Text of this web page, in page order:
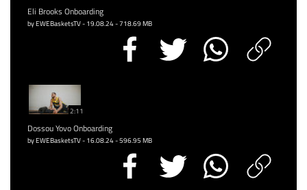
Eli Brooks Onboarding
by EWEBasketsTV - 19.08.24 - 718.69 MB
2:11
Dossou Yovo Onboarding
by EWEBasketsTV - 16.08.24 - 596.95 MB